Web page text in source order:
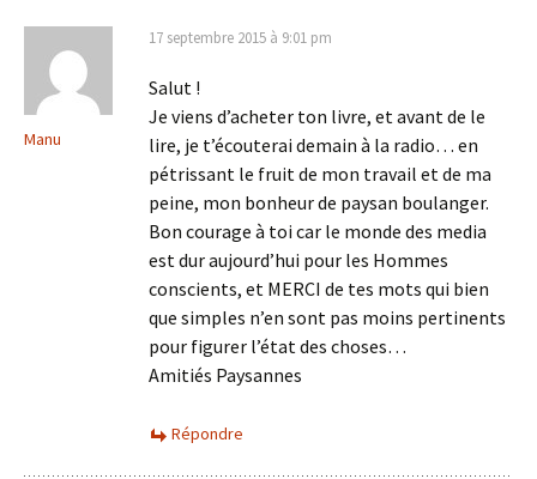
Manu
17 septembre 2015 à 9:01 pm
Salut !
Je viens d’acheter ton livre, et avant de le
lire, je t’écouterai demain à la radio… en
pétrissant le fruit de mon travail et de ma
peine, mon bonheur de paysan boulanger.
Bon courage à toi car le monde des media
est dur aujourd’hui pour les Hommes
conscients, et MERCI de tes mots qui bien
que simples n’en sont pas moins pertinents
pour figurer l’état des choses…
Amitiés Paysannes
Répondre